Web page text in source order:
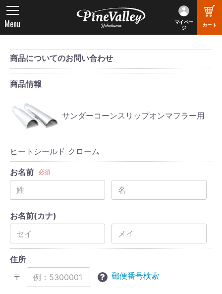
マイペー
ジ
カート
Menu
商品についてのお問い合わせ
商品情報
サンダーコーンスリップオンマフラー用
ヒートシールド クローム
お名前 必須
お名前(カナ)
住所
〒
郵便番号検索